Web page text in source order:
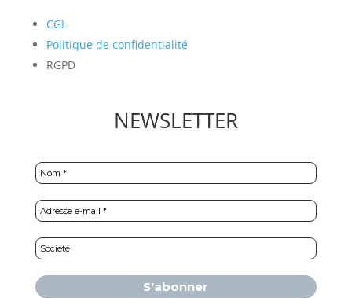
CGL
Politique de confidentialité
RGPD
NEWSLETTER